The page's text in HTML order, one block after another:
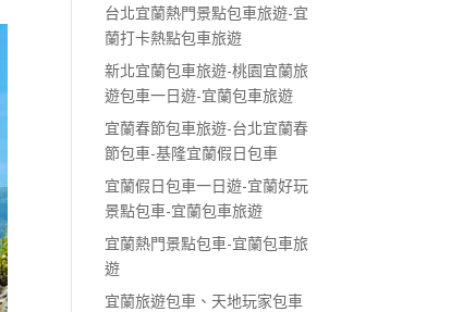
台北宜蘭熱門景點包車旅遊-宜
蘭打卡熱點包車旅遊
新北宜蘭包車旅遊-桃園宜蘭旅
遊包車一日遊-宜蘭包車旅遊
宜蘭春節包車旅遊-台北宜蘭春
節包車-基隆宜蘭假日包車
宜蘭假日包車一日遊-宜蘭好玩
景點包車-宜蘭包車旅遊
宜蘭熱門景點包車-宜蘭包車旅
遊
宜蘭旅遊包車、天地玩家包車